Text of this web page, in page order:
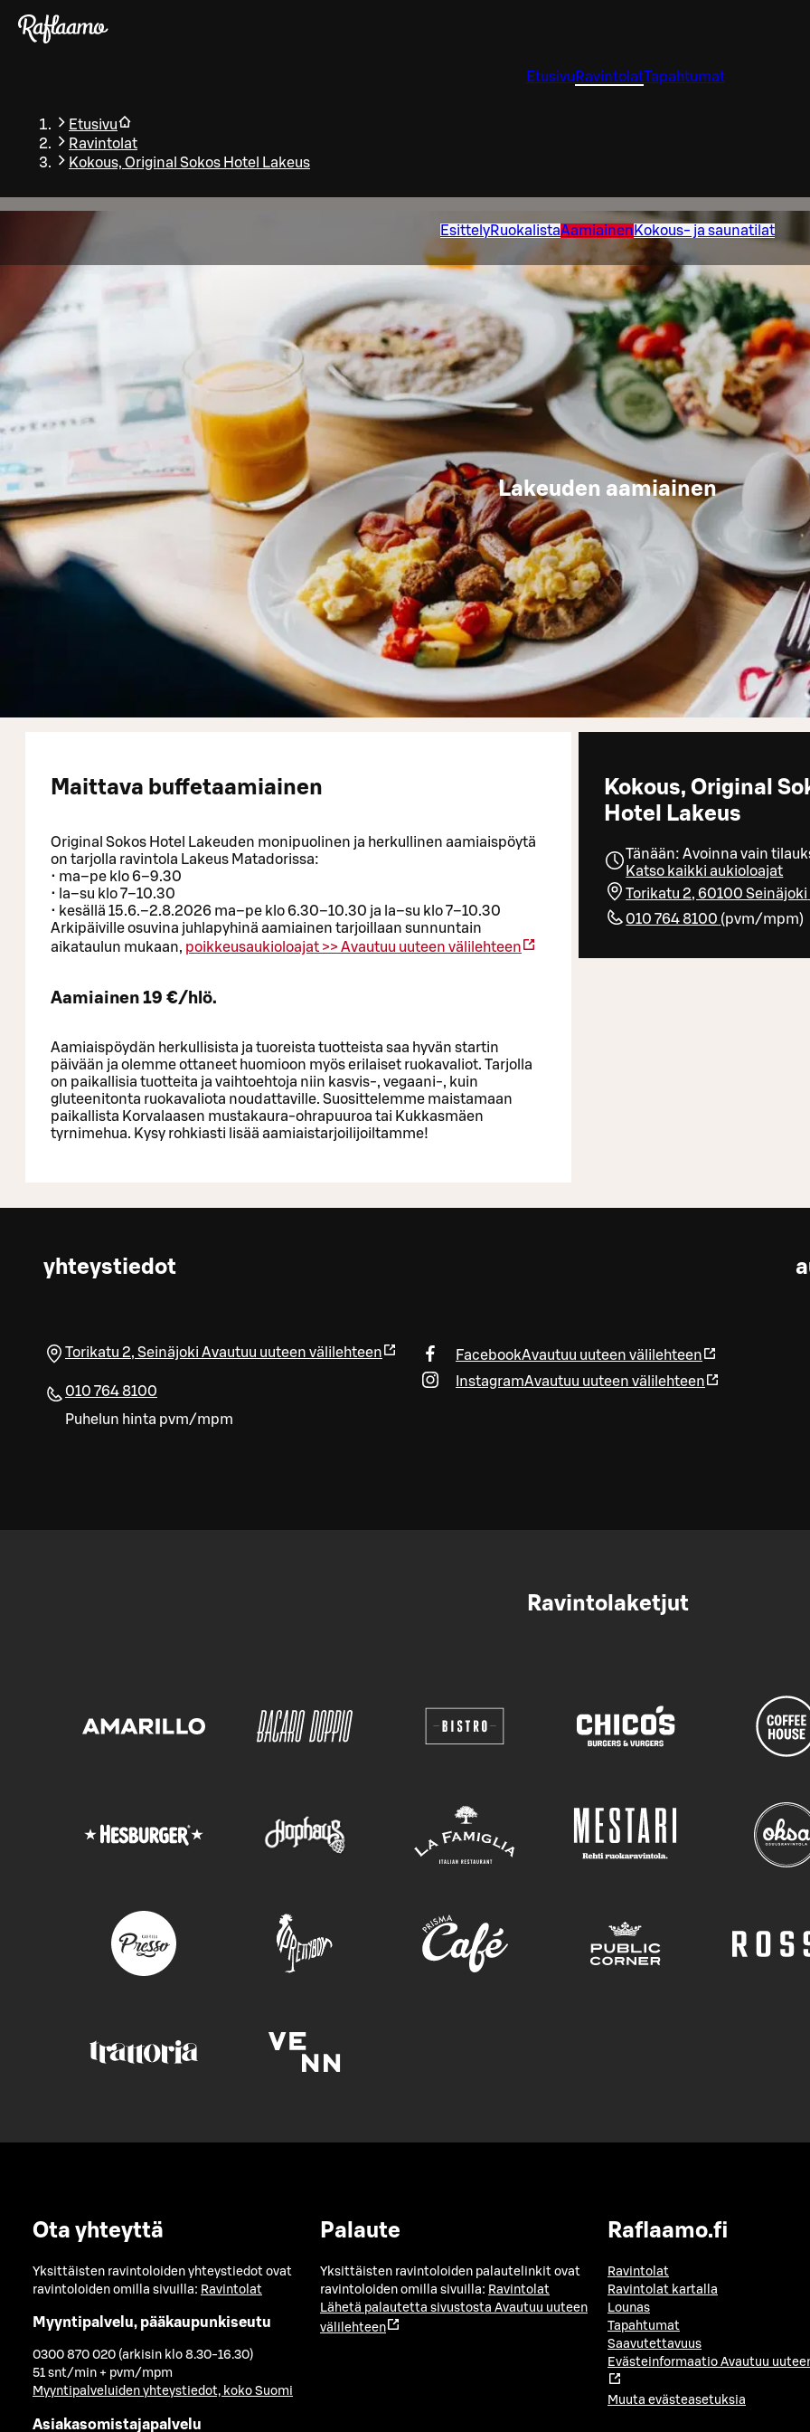
Siirry pääsisältöön
Etusivu RavintolatTapahtumat
Etusivu
Ravintolat
Kokous, Original Sokos Hotel Lakeus
EsittelyRuokalistaAamiainen Kokous- ja saunatilat
Lakeuden aamiainen
Kokous, Original
Hotel Lakeus
Tänään: Avoinna vain
Katso kaikki aukioloajat
Torikatu 2, 60100 Seinäjoki
010 764 8100 (pvm/mpm)
Maittava buffetaamiainen
Original Sokos Hotel Lakeuden monipuolinen ja herkullinen aamiaispöytä
on tarjolla ravintola Lakeus Matadorissa:
• ma–pe klo 6–9.30
• la–su klo 7–10.30
• kesällä 15.6.–2.8.2026 ma–pe klo 6.30–10.30 ja la–su klo 7–10.30
Arkipäiville osuvina juhlapyhinä aamiainen tarjoillaan sunnuntain
aikataulun mukaan, poikkeusaukioloajat >>Avautuu uuteen välilehteen
Aamiainen 19 €/hlö.
Aamiaispöydän herkullisista ja tuoreista tuotteista saa hyvän startin
päivään ja olemme ottaneet huomioon myös erilaiset ruokavaliot. Tarjolla
on paikallisia tuotteita ja vaihtoehtoja niin kasvis-, vegaani-, kuin
gluteenitonta ruokavaliota noudattaville. Suosittelemme maistamaan
paikallista Korvalaasen mustakaura-ohrapuuroa tai Kukkasmäen
tyrnimehua. Kysy rohkiasti lisää aamiaistarjoilijoiltamme!
yhteystiedot
Torikatu 2, Seinäjoki Avautuu uuteen välilehteen
010 764 8100
Puhelun hinta pvm/mpm
FacebookAvautuu uuteen välilehteen
InstagramAvautuu uuteen välilehteen
Ravintolaketjut
Ota yhteyttä
Yksittäisten ravintoloiden yhteystiedot ovat
ravintoloiden omilla sivuilla: Ravintolat
Myyntipalvelu, pääkaupunkiseutu
0300 870 020 (arkisin klo 8.30-16.30)
51 snt/min + pvm/mpm
Myyntipalveluiden yhteystiedot, koko Suomi
Asiakasomistajapalvelu
Palaute
Yksittäisten ravintoloiden palautelinkit ovat
ravintoloiden omilla sivuilla: Ravintolat
Lähetä palautetta sivustosta Avautuu uuteen
välilehteen
Raflaamo.fi
Ravintolat
Ravintolat kartalla
Lounas
Tapahtumat
Saavutettavuus
Evästeinformaatio Avautuu
Muuta evästeasetuksia